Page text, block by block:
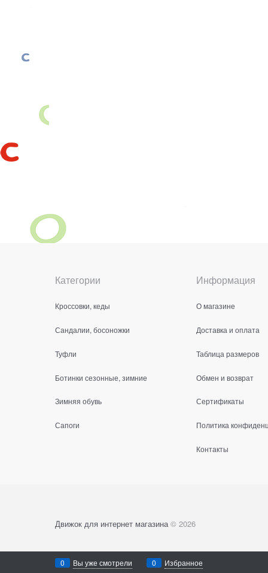
Категории
Кроссовки, кеды
Сандалии, босоножки
Туфли
Ботинки сезонные, зимние
Зимняя обувь
Сапоги
Информация
О магазине
Доставка и оплата
Таблица размеров
Обмен и возврат
Сертификаты
Политика
Контакты
Движок для интернет магазина © 2026
0 Вы уже смотрели 0 Избранное